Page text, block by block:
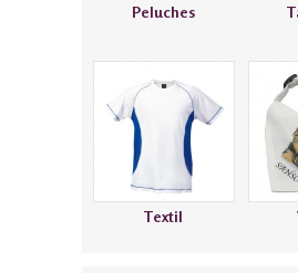
Peluches
Textil